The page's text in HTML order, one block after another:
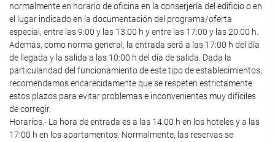
normalmente en horario de oficina en la conserjería del edificio o en
el lugar indicado en la documentación del programa/oferta
especial, entre las 9:00 y las 13:00 h y entre las 17:00 y las 20:00 h.
Además, como norma general, la entrada será a las 17:00 h del día
de llegada y la salida a las 10:00 h del día de salida. Dada la
particularidad del funcionamiento de este tipo de establecimientos,
recomendamos encarecidamente que se respeten estrictamente
estos plazos para evitar problemas e inconvenientes muy difíciles
de corregir.
Horarios.- La hora de entrada es a las 14:00 h en los hoteles y a las
17:00 h en los apartamentos. Normalmente, las reservas se